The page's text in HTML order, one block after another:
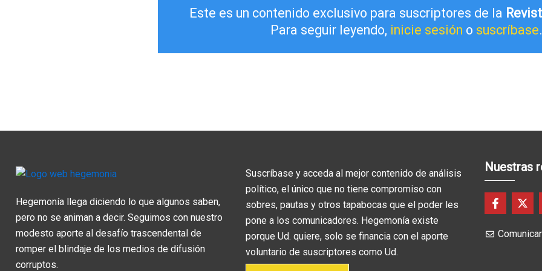
Este es un contenido exclusivo para suscriptores de la
Para seguir leyendo, inicie sesión o suscríbase.
Hegemonía llega diciendo lo que algunos saben,
pero no se animan a decir. Seguimos con nuestro
modesto aporte al desafío trascendental de
romper el blindaje de los medios de difusión
corruptos.
Suscríbase y acceda al mejor contenido de análisis
político, el único que no tiene compromiso con
sobres, pautas y otros tapabocas que el poder les
pone a los comunicadores. Hegemonía existe
porque Ud. quiere, solo se financia con el aporte
voluntario de suscriptores como Ud.
Nuestras
F
a
e
X
-
w